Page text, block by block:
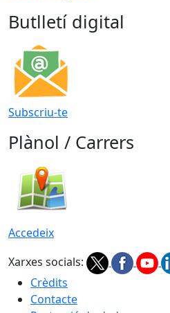
Butlletí digital
Subscriu-te
Plànol / Carrers
Accedeix
Xarxes socials:
Crèdits
Contacte